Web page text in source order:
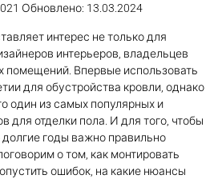
Обновлено: 13.03.2024
интерес не только для
интерьеров, владельцев
помещений. Впервые использовать
для обустройства кровли, однако
один из самых популярных и
для отделки пола. И для того, чтобы
годы важно правильно
о том, как монтировать
ошибок, на какие нюансы